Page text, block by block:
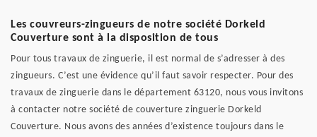
Les couvreurs-zingueurs de notre société Dorkeld
Couverture sont à la disposition de tous
Pour tous travaux de zinguerie, il est normal de s’adresser à des
zingueurs. C’est une évidence qu’il faut savoir respecter. Pour des
travaux de zinguerie dans le département 63120, nous vous invitons
à contacter notre société de couverture zinguerie Dorkeld
Couverture. Nous avons des années d’existence toujours dans le